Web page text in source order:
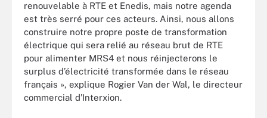
renouvelable à RTE et Enedis, mais notre agenda
est très serré pour ces acteurs. Ainsi, nous allons
construire notre propre poste de transformation
électrique qui sera relié au réseau brut de RTE
pour alimenter MRS4 et nous réinjecterons le
surplus d’électricité transformée dans le réseau
français », explique Rogier Van der Wal, le directeur
commercial d’Interxion.